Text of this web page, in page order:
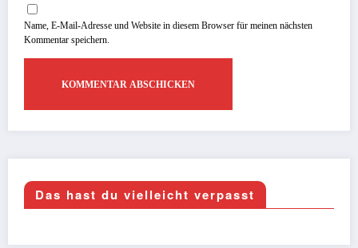
Name, E-Mail-Adresse und Website in diesem Browser für meinen nächsten
Kommentar speichern.
Das hast du vielleicht verpasst